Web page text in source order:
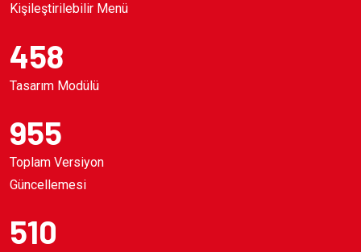
Kişileştirilebilir Menü
458
Tasarım Modülü
955
Toplam Versiyon
Güncellemesi
510